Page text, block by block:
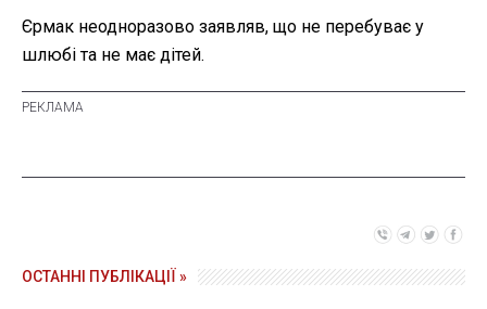
Єрмак неодноразово заявляв, що не перебуває у
шлюбі та не має дітей.
ОСТАННІ ПУБЛІКАЦІЇ »